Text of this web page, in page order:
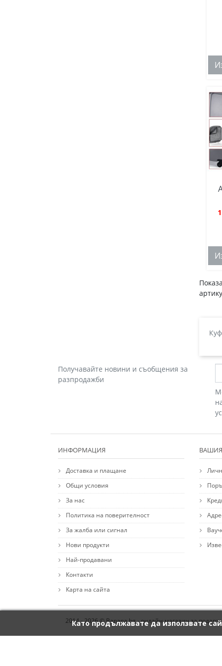
Като продължавате да използвате
Получавайте новини и съобщения за
разпродажби
ИНФОРМАЦИЯ
Доставка и плащане
Общи условия
За нас
Политика на поверителност
За жалба или сигнал
Нови продукти
Най-продавани
Контакти
Карта на сайта
2014 - 2026 © Banana.bg - онлайн магазин за